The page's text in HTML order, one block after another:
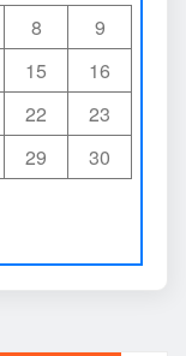
8
9
15
16
22
23
29
30